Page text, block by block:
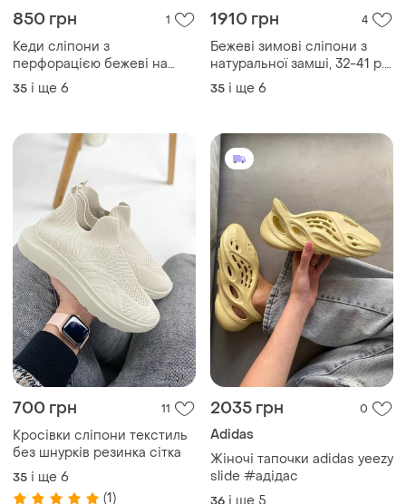
850 грн 1
Кеди сліпони з
перфорацією бежеві на
шнурках мякі
35 і ще 6
1910 грн 4
Бежеві зимові сліпони з
натуральної замші, 32-41 р.р
зима та демі
35 і ще 6
700 грн 11
Кросівки сліпони текстиль
без шнурків резинка сітка
35 і ще 6
(1)
2035 грн 0
Adidas
Жіночі тапочки adidas yeezy
slide #адідас